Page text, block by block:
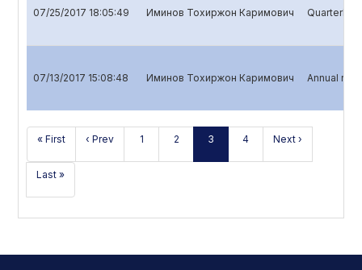
07/25/2017 18:05:49 Иминов Тохиржон Каримович Quarterly
07/13/2017 15:08:48 Иминов Тохиржон Каримович Annual
« First ‹ Prev 1 2 3 4 Next ›
Last »